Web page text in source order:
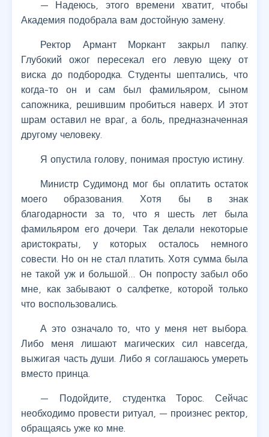
— Надеюсь, этого времени хватит, чтобы
Академия подобрала вам достойную замену.
Ректор Армант Моркант закрыл папку.
Глубокий ожог пересекал его левую щеку от
виска до подбородка. Студенты шептались, что
когда-то он и сам был фамильяром, сыном
сапожника, решившим пробиться наверх. И этот
шрам оставил не враг, а боль, предназначенная
другому человеку.
Я опустила голову, понимая простую истину.
Министр Судимонд мог бы оплатить остаток
моего образования. Хотя бы в знак
благодарности за то, что я шесть лет была
фамильяром его дочери. Так делали некоторые
аристократы, у которых осталось немного
совести. Но он не стал платить. Хотя сумма была
не такой уж и большой… Он попросту забыл обо
мне, как забывают о салфетке, которой только
что воспользовались.
А это означало то, что у меня нет выбора.
Либо меня лишают магических сил навсегда,
выжигая часть души. Либо я соглашаюсь умереть
вместо принца.
— Подойдите, студентка Торос. Сейчас
необходимо провести ритуал, — произнес ректор,
обращаясь уже ко мне.